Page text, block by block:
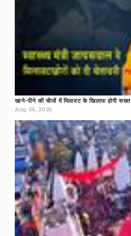
खाने-पीने की चीजों में मिलावट के खिलाफ होगी सख्त
Aug 06, 2026